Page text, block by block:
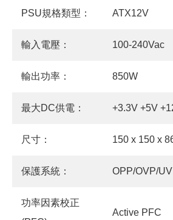
PSU規格類型： ATX12V
輸入電壓： 100-240Vac
輸出功率： 850W
最大DC供電： +3.3V +5V
尺寸： 150 x 150 x
保護系統： OPP/OVP/
功率因素校正
Active PFC